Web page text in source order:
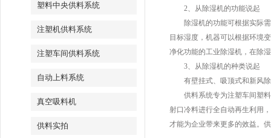
塑料中央供料系统
注塑机供料系统
注塑车间供料系统
自动上料系统
真空吸料机
供料实拍
2、从除湿机的功能说起
除湿机的功能可根据实际需
目标湿度，机器可以根据环境
净化功能的工业除湿机，在除
3、从除湿机的种类说起
有壁挂式、吸顶式和新风除
供料系统专为注塑车间塑料
射口冷料进行全自动再生利用
才能为企业带来更多的效益。